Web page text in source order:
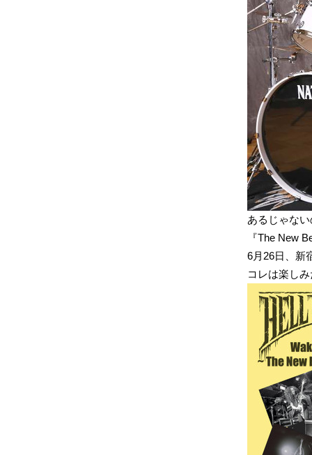
あるじゃな
『The New
6月26日、新
コレは楽し